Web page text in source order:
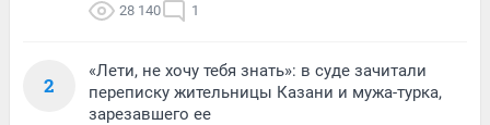
28 140 1
2
«Лети, не хочу тебя знать»: в суде зачитали
переписку жительницы Казани и мужа-турка,
зарезавшего ее